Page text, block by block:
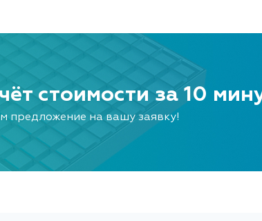
стоимости за 10
предложение на вашу заявку!